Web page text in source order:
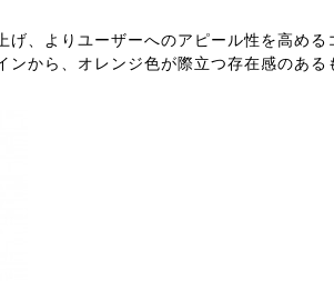
げ、よりユーザーへのアピール性を高める
から、オレンジ色が際立つ存在感のある